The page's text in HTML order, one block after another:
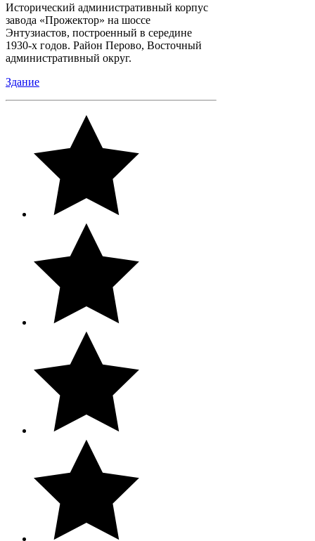
Исторический административный корпус
завода «Прожектор» на шоссе
Энтузиастов, построенный в середине
1930-х годов. Район Перово, Восточный
административный округ.
Здание